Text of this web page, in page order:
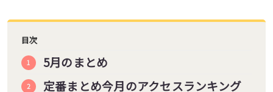
目次
5月のまとめ
定番まとめ今月のアクセスランキング